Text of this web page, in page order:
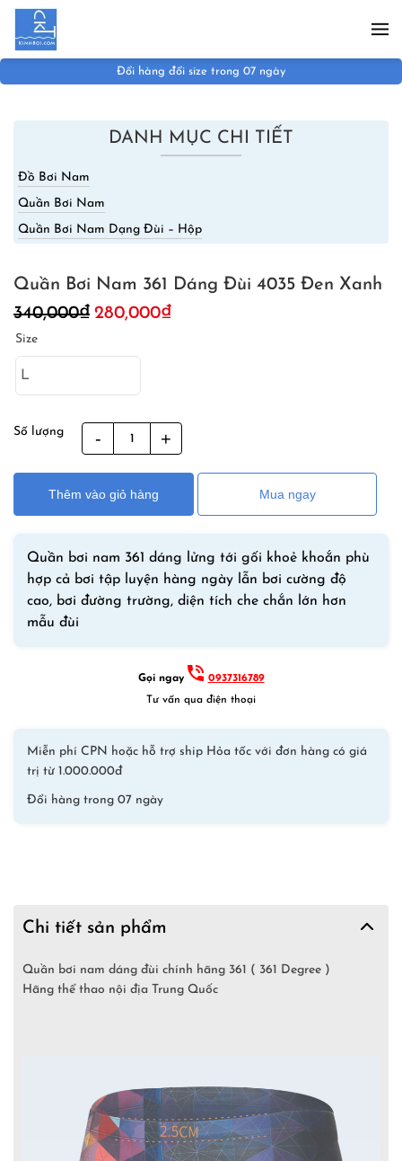
Skip to main content
Miễn phí vận chuyển đơn hàng trên 1.000.000đ
DANH MỤC CHI TIẾT
Đồ Bơi Nam
Quần Bơi Nam
Quần Bơi Nam Dạng Đùi – Hộp
Quần Bơi Nam 361 Dáng Đùi 4035 Đen Xanh
340,000₫ Giá
280,000₫Giá
Size
Số lượng
Bơi
Nam
361
Dáng
4035
Đen
Xanh
Thêm vào giỏ hàng Mua ngay
Quần bơi nam 361 dáng lửng tới gối khoẻ khoắn phù
hợp cả bơi tập luyện hàng ngày lẫn bơi cường độ
cao, bơi đường trường, diện tích che chắn lớn hơn
mẫu đùi
Gọi ngay
0937316789
Tư vấn qua điện thoại
Miễn phí CPN hoặc hỗ trợ ship Hỏa tốc với đơn hàng có giá
trị từ 1.000.000đ
Đổi hàng trong 07 ngày
Chi tiết sản phẩm
Quần bơi nam dáng đùi chính hãng 361 ( 361 Degree )
Hãng thể thao nội địa Trung Quốc